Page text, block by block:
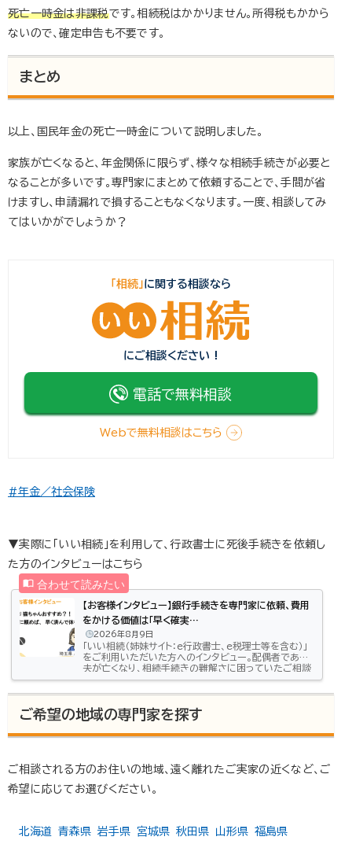
死亡一時金は非課税です。相続税はかかりません。所得税もかから
ないので、確定申告も不要です。
まとめ
以上、国民年金の死亡一時金について説明しました。
家族が亡くなると、年金関係に限らず、様々な相続手続きが必要と
なることが多いです。専門家にまとめて依頼することで、手間が省
けますし、申請漏れで損することもなくなります。一度、相談してみ
てはいかがでしょうか？
「相続」に関する相談なら
にご相談ください !
電話で無料相談
Webで無料相談はこちら
#年金／社会保険
▼実際に「いい相続」を利用して、行政書士に死後手続きを依頼し
た方のインタビューはこちら
【お客様インタビュー】銀行手続きを専門家に依頼、費用
をかける価値は「早く確実…
2026年8月9日
「いい相続（姉妹サイト：e行政書士、e税理士等を含む）」
をご利用いただいた方へのインタビュー。配偶者である
夫が亡くなり、相続手続きの難解さに困っていたご相談
者様（埼玉県/50代女性）どのように相続のお悩みを解
屋さんや市役所がくれた資料をみながらいろいろな手続
きをしたのですが、銀行、証券会社の手続きはどこでど
うやればいいのか分からなかったんです。こういう手続
ご希望の地域の専門家を探す
ご相談される方のお住いの地域、遠く離れたご実家の近くなど、ご
希望に応じてお選びください。
北海道 青森県 岩手県 宮城県 秋田県 山形県 福島県